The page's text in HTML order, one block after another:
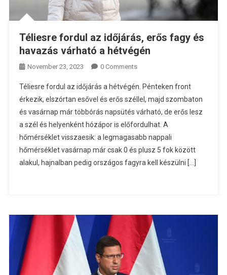
Téliesre fordul az időjárás, erős fagy és
havazás várható a hétvégén
November 23, 2023 0 Comments
Téliesre fordul az időjárás a hétvégén. Pénteken front
érkezik, elszórtan esővel és erős széllel, majd szombaton
és vasárnap már többórás napsütés várható, de erős lesz
a szél és helyenként hózápor is előfordulhat. A
hőmérséklet visszaesik: a legmagasabb nappali
hőmérséklet vasárnap már csak 0 és plusz 5 fok között
alakul, hajnalban pedig országos fagyra kell készülni […]